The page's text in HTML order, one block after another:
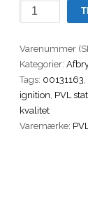
PVL
Tænding
Stator
1448
Analog
antal
Varenummer
Kategorier:
Tags: 00131163,
ignition, PVL
kvalitet
Varemærke: